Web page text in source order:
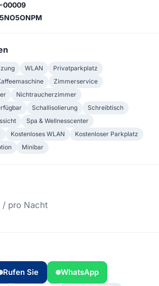
00009
WLAN
Privatparkplatz
Zimmerservice
Nichtraucherzimmer
Schallisolierung
Schreibtisch
Spa & Wellnesscenter
Kostenloses WLAN
Kostenloser Parkplatz
Minibar
/ pro Nacht
Rufen Sie WhatsApp